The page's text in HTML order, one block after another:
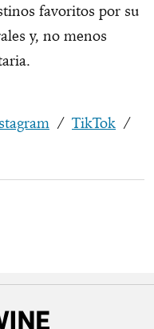
favoritos por su
y, no menos
/ TikTok /